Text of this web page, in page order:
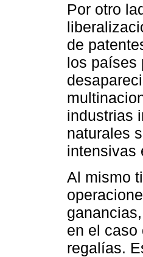
Por otro
de
los países
industrias
naturales
intensivas
Al mismo
en el caso
regalías.